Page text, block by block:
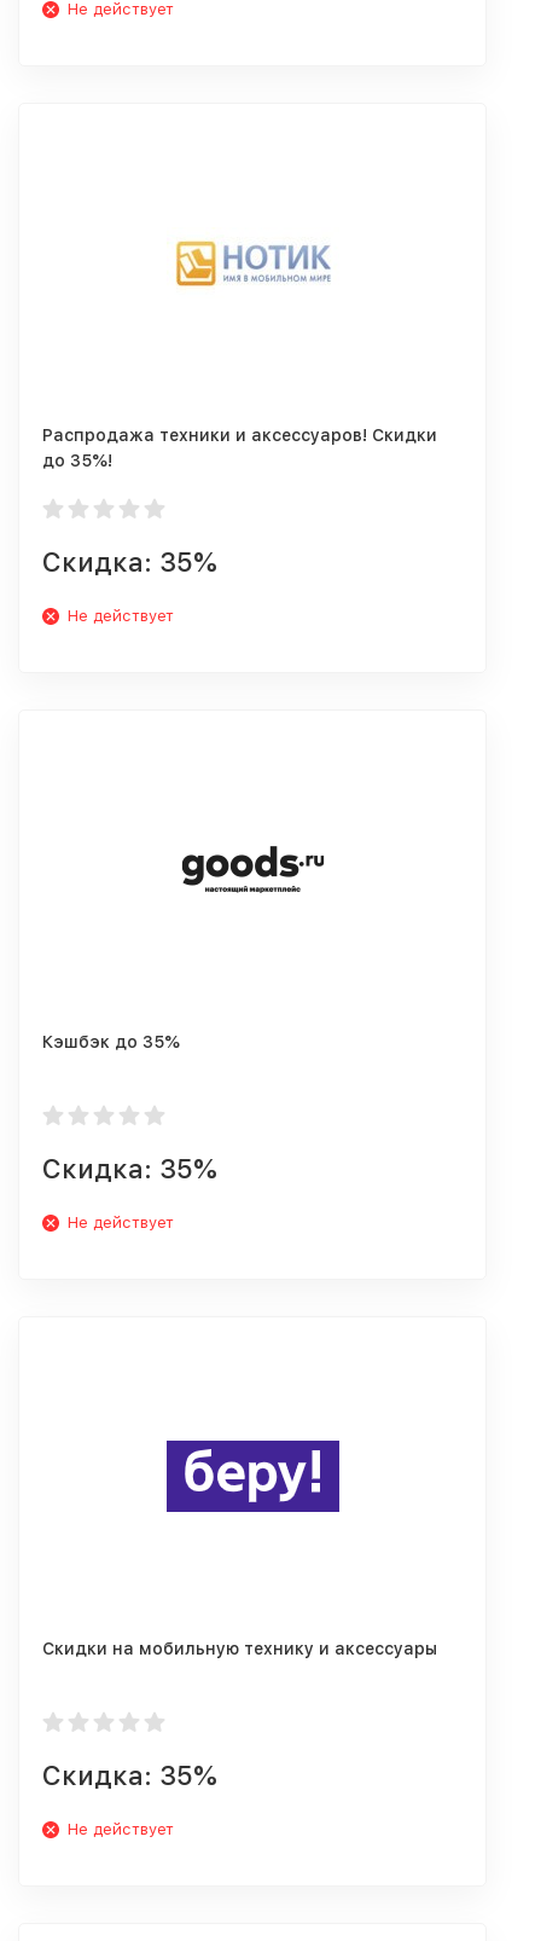
Не действует
Распродажа техники и аксессуаров! Скидки
до 35%!
Скидка: 35%
Не действует
Кэшбэк до 35%
Скидка: 35%
Не действует
Скидки на мобильную технику и аксессуары
Скидка: 35%
Не действует